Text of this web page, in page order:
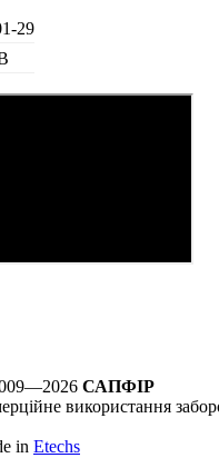
29
САПФІР
використання
in Etechs